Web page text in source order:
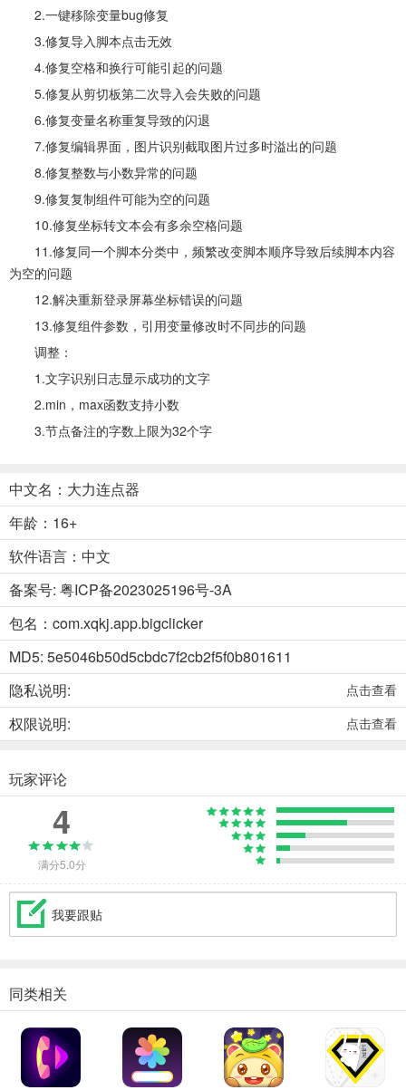
2.一键移除变量bug修复
3.修复导入脚本点击无效
4.修复空格和换行可能引起的问题
5.修复从剪切板第二次导入会失败的问题
6.修复变量名称重复导致的闪退
7.修复编辑界面，图片识别截取图片过多时溢出的问题
8.修复整数与小数异常的问题
9.修复复制组件可能为空的问题
10.修复坐标转文本会有多余空格问题
11.修复同一个脚本分类中，频繁改变脚本顺序导致后续脚本内容
为空的问题
12.解决重新登录屏幕坐标错误的问题
13.修复组件参数，引用变量修改时不同步的问题
调整：
1.文字识别日志显示成功的文字
2.min，max函数支持小数
3.节点备注的字数上限为32个字
中文名：大力连点器
年龄：16+
软件语言：中文
备案号: 粤ICP备2023025196号-3A
包名：com.xqkj.app.bigclicker
MD5: 5e5046b50d5cbdc7f2cb2f5f0b801611
隐私说明:
点击查看
权限说明: 点击查看
玩家评论
4
满分5.0分
我要跟贴
同类相关